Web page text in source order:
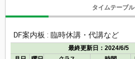
タイムテーブル